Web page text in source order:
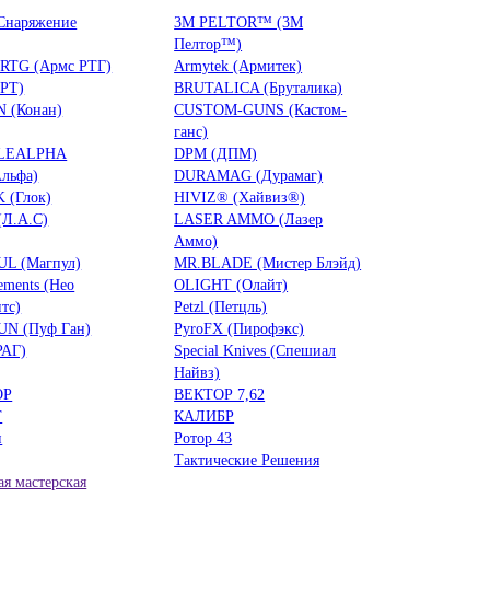
3М PELTOR™ (3М
Пелтор™)
(Армс РТГ)
Armytek (Армитек)
BRUTALICA (Бруталика)
(Конан)
CUSTOM-GUNS (Кастом-
ганс)
DPM (ДПМ)
DURAMAG (Дурамаг)
(Глок)
HIVIZ® (Хайвиз®)
LASER AMMO (Лазер
Аммо)
(Магпул)
MR.BLADE (Мистер Блэйд)
(Нео
OLIGHT (Олайт)
Petzl (Петцль)
(Пуф Ган)
PyroFX (Пирофэкс)
Special Knives (Спешиал
Найвз)
ВЕКТОР 7,62
КАЛИБР
Ротор 43
Тактические Решения
мастерская